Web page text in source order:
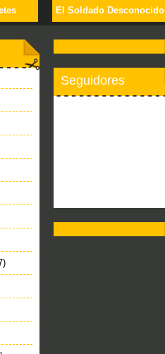
El Soldado Desconocido
Seguidores